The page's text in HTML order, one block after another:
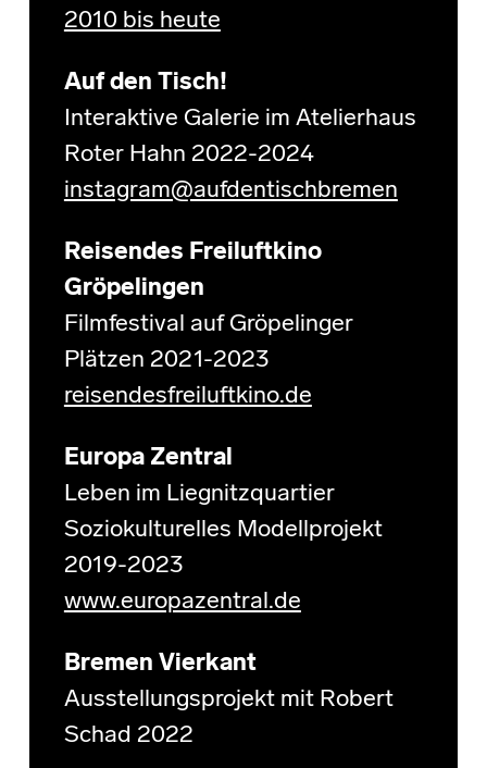
2010 bis heute
Auf den Tisch!
Interaktive Galerie im Atelierhaus
Roter Hahn 2022-2024
instagram@aufdentischbremen
Reisendes Freiluftkino
Gröpelingen
Filmfestival auf Gröpelinger
Plätzen 2021-2023
reisendesfreiluftkino.de
Europa Zentral
Leben im Liegnitzquartier
Soziokulturelles Modellprojekt
2019-2023
www.europazentral.de
Bremen Vierkant
Ausstellungsprojekt mit Robert
Schad 2022